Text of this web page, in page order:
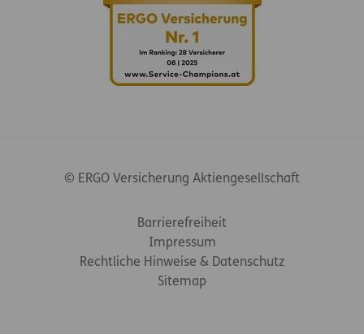
© ERGO Versicherung Aktiengesellschaft
Barrierefreiheit
Impressum
Rechtliche Hinweise & Datenschutz
Sitemap